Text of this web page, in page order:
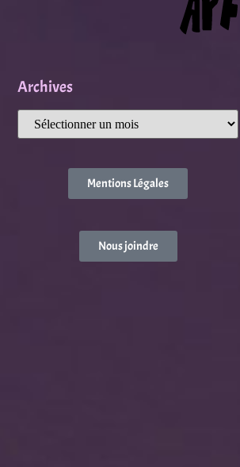
Archives
Mentions Légales
Nous joindre